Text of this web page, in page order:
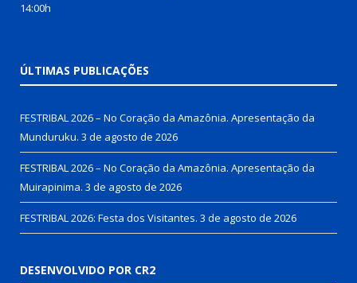
14:00h
ÚLTIMAS PUBLICAÇÕES
FESTRIBAL 2026 – No Coração da Amazônia. Apresentação da
Munduruku. 3 de agosto de 2026
FESTRIBAL 2026 – No Coração da Amazônia. Apresentação da
Muirapinima. 3 de agosto de 2026
FESTRIBAL 2026: Festa dos Visitantes. 3 de agosto de 2026
DESENVOLVIDO POR CR2